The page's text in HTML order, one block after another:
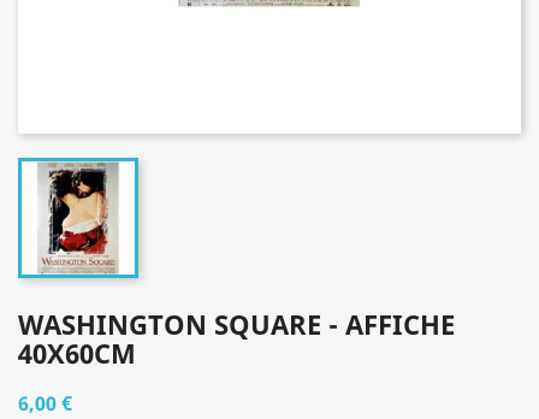
WASHINGTON SQUARE - AFFICHE
40X60CM
6,00 €